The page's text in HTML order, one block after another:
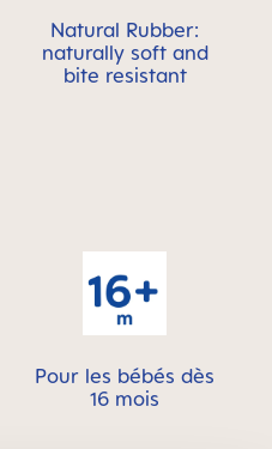
Natural Rubber:
naturally soft and
bite resistant
Pour les bébés dès
16 mois